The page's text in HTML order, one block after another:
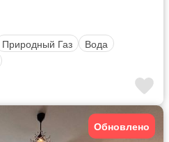
Природный Газ
Вода
Обновлено